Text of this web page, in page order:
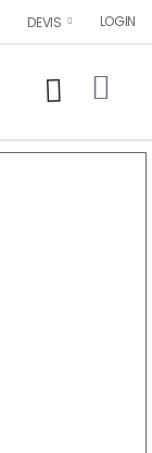
DEVIS LOGIN